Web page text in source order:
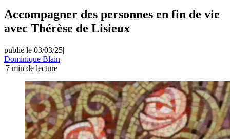
Accompagner des personnes en fin de vie
avec Thérèse de Lisieux
publié le 03/03/25|
Dominique Blain
|7 min de lecture